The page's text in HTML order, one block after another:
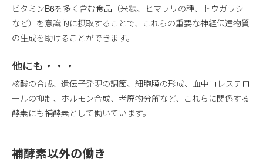
ビタミンB6を多く含む食品（米糠、ヒマワリの種、トウガラシ
など）を意識的に摂取することで、これらの重要な神経伝達物質
の生成を助けることができます。
他にも・・・
核酸の合成、遺伝子発現の調節、細胞膜の形成、血中コレステロ
ールの抑制、ホルモン合成、老廃物分解など、これらに関係する
酵素にも補酵素として働いています。
補酵素以外の働き